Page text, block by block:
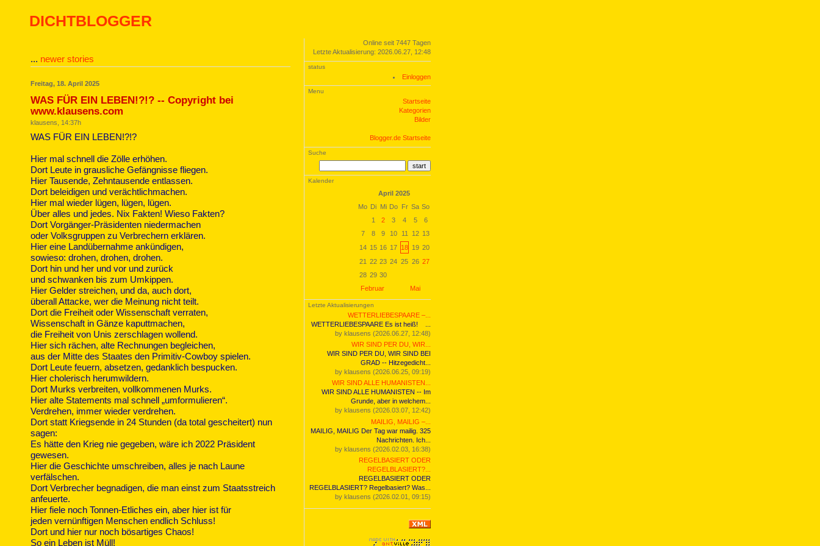
DICHTBLOGGER
... newer stories
Freitag, 18. April 2025
WAS FÜR EIN LEBEN!?!? -- Copyright bei
www.klausens.com
klausens, 14:37h
WAS FÜR EIN LEBEN!?!?
Hier mal schnell die Zölle erhöhen.
Dort Leute in grausliche Gefängnisse fliegen.
Hier Tausende, Zehntausende entlassen.
Dort beleidigen und verächtlichmachen.
Hier mal wieder lügen, lügen, lügen.
Über alles und jedes. Nix Fakten! Wieso Fakten?
Dort Vorgänger-Präsidenten niedermachen
oder Volksgruppen zu Verbrechern erklären.
Hier eine Landübernahme ankündigen,
sowieso: drohen, drohen, drohen.
Dort hin und her und vor und zurück
und schwanken bis zum Umkippen.
Hier Gelder streichen, und da, auch dort,
überall Attacke, wer die Meinung nicht teilt.
Dort die Freiheit oder Wissenschaft verraten,
Wissenschaft in Gänze kaputtmachen,
die Freiheit von Unis zerschlagen wollend.
Hier sich rächen, alte Rechnungen begleichen,
aus der Mitte des Staates den Primitiv-Cowboy spielen.
Dort Leute feuern, absetzen, gedanklich bespucken.
Hier cholerisch herumwildern.
Dort Murks verbreiten, vollkommenen Murks.
Hier alte Statements mal schnell „umformulieren“.
Verdrehen, immer wieder verdrehen.
Dort statt Kriegsende in 24 Stunden (da total gescheitert) nun
sagen:
Es hätte den Krieg nie gegeben, wäre ich 2022 Präsident
gewesen.
Hier die Geschichte umschreiben, alles je nach Laune
verfälschen.
Dort Verbrecher begnadigen, die man einst zum Staatsstreich
anfeuerte.
Hier fiele noch Tonnen-Etliches ein, aber hier ist für
jeden vernünftigen Menschen endlich Schluss!
Dort und hier nur noch bösartiges Chaos!
So ein Leben ist Müll!
Online seit 7447 Tagen
Letzte Aktualisierung: 2026.06.27, 12:48
status
Einloggen
Menu
Startseite
Kategorien
Bilder
Blogger.de Startseite
Suche
Kalender
April 2025
Mo Di Mi Do Fr Sa So
1
2 3 4 5
6
7
8 9 10 11 12 13
14 15 16 17 18 19 20
21
22 23 24 25 26 27
28 29 30
Februar
Mai
Letzte Aktualisierungen
WETTERLIEBESPAARE –...
WETTERLIEBESPAARE Es ist heiß! ...
by klausens (2026.06.27, 12:48)
WIR SIND PER DU, WIR...
WIR SIND PER DU, WIR SIND BEI
GRAD -- Hitzegedicht...
by klausens (2026.06.25, 09:19)
WIR SIND ALLE HUMANISTEN...
WIR SIND ALLE HUMANISTEN -- Im
Grunde, aber in welchem...
by klausens (2026.03.07, 12:42)
MAILIG, MAILIG –...
MAILIG, MAILIG Der Tag war mailig. 325
Nachrichten. Ich...
by klausens (2026.02.03, 16:38)
REGELBASIERT ODER
REGELBLASIERT?...
REGELBASIERT ODER
REGELBLASIERT? Regelbasiert? Was...
by klausens (2026.02.01, 09:15)